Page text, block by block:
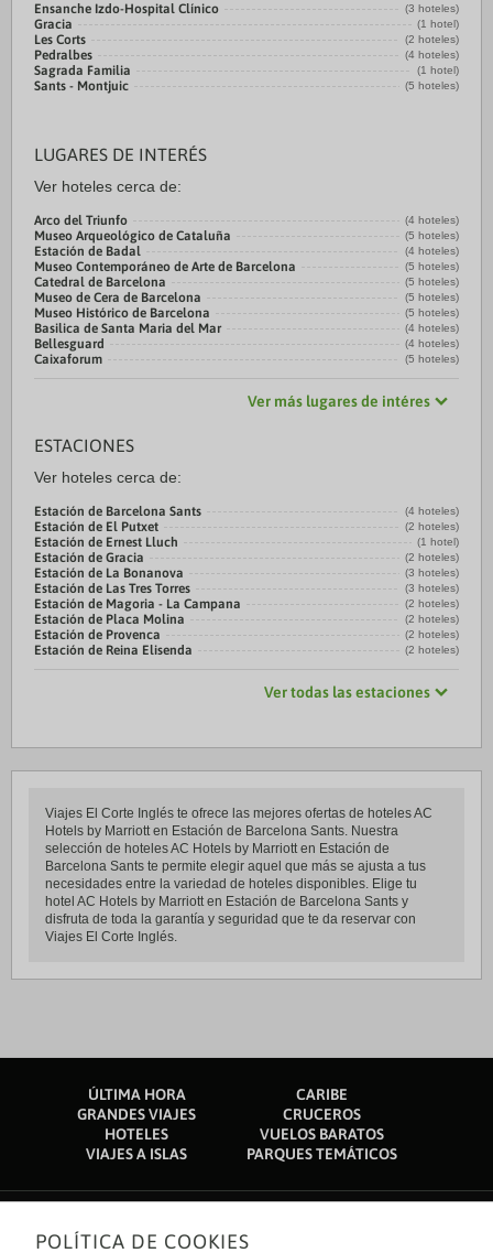
Ensanche Izdo-Hospital Clínico (3 hoteles)
Gracia (1 hotel)
Les Corts (2 hoteles)
Pedralbes (4 hoteles)
Sagrada Familia (1 hotel)
Sants - Montjuic (5 hoteles)
LUGARES DE INTERÉS
Ver hoteles cerca de:
Arco del Triunfo (4 hoteles)
Museo Arqueológico de Cataluña (5 hoteles)
Estación de Badal (4 hoteles)
Museo Contemporáneo de Arte de Barcelona (5 hoteles)
Catedral de Barcelona (5 hoteles)
Museo de Cera de Barcelona (5 hoteles)
Museo Histórico de Barcelona (5 hoteles)
Basilica de Santa Maria del Mar (4 hoteles)
Bellesguard (4 hoteles)
Caixaforum (5 hoteles)
Ver más lugares de intéres
ESTACIONES
Ver hoteles cerca de:
Estación de Barcelona Sants (4 hoteles)
Estación de El Putxet (2 hoteles)
Estación de Ernest Lluch (1 hotel)
Estación de Gracia (2 hoteles)
Estación de La Bonanova (3 hoteles)
Estación de Las Tres Torres (3 hoteles)
Estación de Magoria - La Campana (2 hoteles)
Estación de Placa Molina (2 hoteles)
Estación de Provenca (2 hoteles)
Estación de Reina Elisenda (2 hoteles)
Ver todas las estaciones
Viajes El Corte Inglés te ofrece las mejores ofertas de hoteles AC
Hotels by Marriott en Estación de Barcelona Sants. Nuestra
selección de hoteles AC Hotels by Marriott en Estación de
Barcelona Sants te permite elegir aquel que más se ajusta a tus
necesidades entre la variedad de hoteles disponibles. Elige tu
hotel AC Hotels by Marriott en Estación de Barcelona Sants y
disfruta de toda la garantía y seguridad que te da reservar con
Viajes El Corte Inglés.
ÚLTIMA HORA
CARIBE
GRANDES VIAJES
CRUCEROS
HOTELES
VUELOS BARATOS
VIAJES A ISLAS
PARQUES TEMÁTICOS
Sobre nosotros
POLÍTICA DE COOKIES